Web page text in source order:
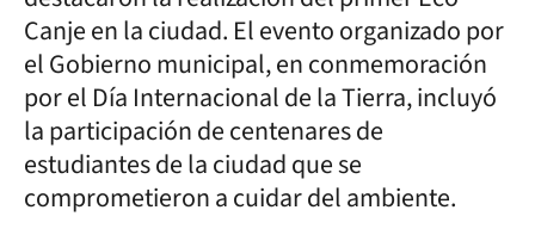
Canje en la ciudad. El evento organizado por
el Gobierno municipal, en conmemoración
por el Día Internacional de la Tierra, incluyó
la participación de centenares de
estudiantes de la ciudad que se
comprometieron a cuidar del ambiente.